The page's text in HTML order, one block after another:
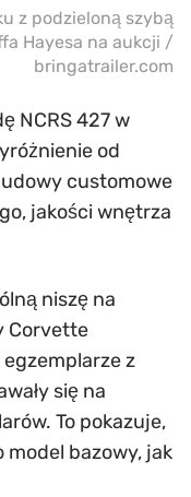
z podzieloną szybą
Hayesa na aukcji /
bringatrailer.com
NCRS 427 w
od
customowe
jakości wnętrza
niszę na
Corvette
z
się na
To pokazuje,
model bazowy, jak